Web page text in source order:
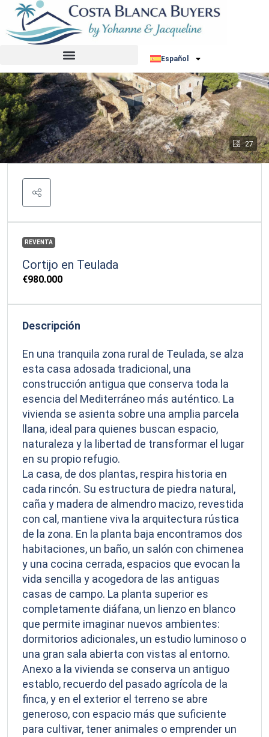
Español
27
REVENTA
Cortijo en Teulada
€980.000
Descripción
En una tranquila zona rural de Teulada, se alza
esta casa adosada tradicional, una
construcción antigua que conserva toda la
esencia del Mediterráneo más auténtico. La
vivienda se asienta sobre una amplia parcela
llana, ideal para quienes buscan espacio,
naturaleza y la libertad de transformar el lugar
en su propio refugio.
La casa, de dos plantas, respira historia en
cada rincón. Su estructura de piedra natural,
caña y madera de almendro macizo, revestida
con cal, mantiene viva la arquitectura rústica
de la zona. En la planta baja encontramos dos
habitaciones, un baño, un salón con chimenea
y una cocina cerrada, espacios que evocan la
vida sencilla y acogedora de las antiguas
casas de campo. La planta superior es
completamente diáfana, un lienzo en blanco
que permite imaginar nuevos ambientes:
dormitorios adicionales, un estudio luminoso o
una gran sala abierta con vistas al entorno.
Anexo a la vivienda se conserva un antiguo
establo, recuerdo del pasado agrícola de la
finca, y en el exterior el terreno se abre
generoso, con espacio más que suficiente
para cultivar, tener animales o emprender un